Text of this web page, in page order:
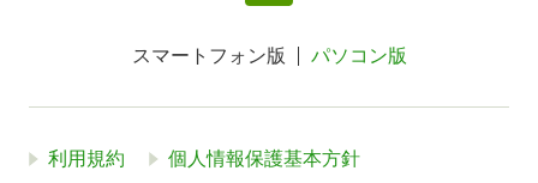
スマートフォン版 パソコン版
利用規約 個人情報保護基本方針